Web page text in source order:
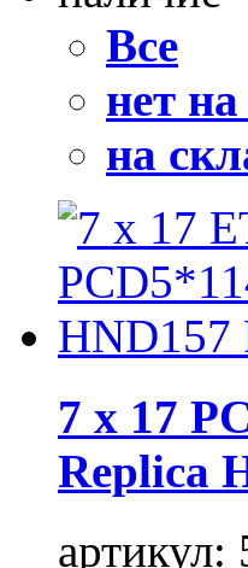
Все
нет
на
7 x 17
Replica
артикул: